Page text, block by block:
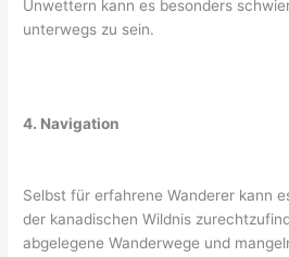
Unwettern kann es besonders
unterwegs zu sein.
4. Navigation
Selbst für erfahrene Wanderer kann
der kanadischen Wildnis
abgelegene Wanderwege und